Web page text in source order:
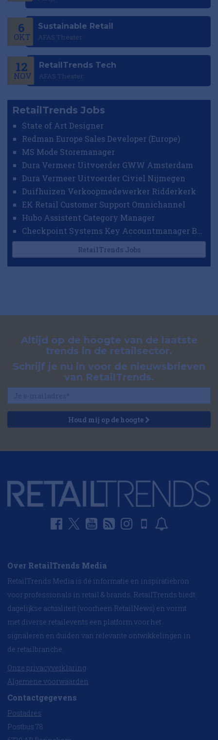
6
OKT
Sustainable Retail
AFAS Theater
12
NOV
RetailTrends Tech
AFAS Theater
RetailTrends Jobs
State of Art Designer
Redman Europe Sales Developer (Europe)
MS Mode Storemanager
Dura Vermeer Uitvoerder GWW Amsterdam
Dura Vermeer Uitvoerder Civiel Nijmegen
Duifhuizen Verkoopmedewerker Ridderkerk
EK Retail Customer Support Omnichannel
Hubo Assistent Category Manager
Checkpoint Systems Key Accountmanager Benelux
RetailTrends Jobs
Altijd op de hoogte van de laatste
trends in de retailsector.
Schrijf je nu in voor de nieuwsbrieven
van RetailTrends.
Houd mij op de hoogte
Over RetailTrends Media
RetailTrends Media is dé informatie en inspiratiebron
voor professionals in retail & brands. RetailTrends biedt
dagelijkse actualiteit (voorheen RetailNews) en vormt
met diverse retailevents een platform voor het
signaleren en duiden van relevante ontwikkelingen in
de retailbranche.
Onze privacyverklaring
Algemene voorwaarden
Contactgegevens
Postadres
Postbus 78